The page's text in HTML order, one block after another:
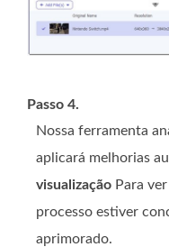
Passo 4.
Nossa ferramenta
aplicará melhorias
visualização Para
processo estiver
aprimorado.